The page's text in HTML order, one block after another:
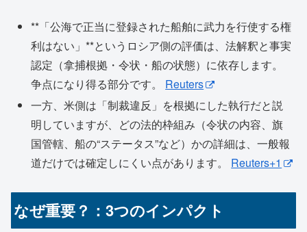
**「公海で正当に登録された船舶に武力を行使する権
利はない」**というロシア側の評価は、法解釈と事実
認定（拿捕根拠・令状・船の状態）に依存します。
争点になり得る部分です。 Reuters
一方、米側は「制裁違反」を根拠にした執行だと説
明していますが、どの法的枠組み（令状の内容、旗
国管轄、船の“ステータス”など）かの詳細は、一般報
道だけでは確定しにくい点があります。 Reuters+1
なぜ重要？：3つのインパクト